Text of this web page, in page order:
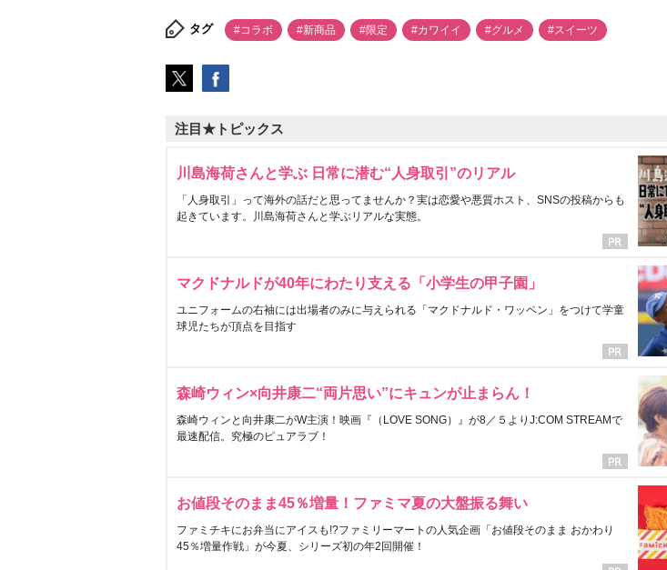
タグ #コラボ #新商品 #限定 #カワイイ #グルメ #スイーツ
注目★トピックス
川島海荷さんと学ぶ 日常に潜む“人身取引”のリアル
「人身取引」って海外の話だと思ってませんか？実は恋愛や悪質ホスト、SNSの投稿からも
起きています。川島海荷さんと学ぶリアルな実態。
マクドナルドが40年にわたり支える「小学生の甲子園」
ユニフォームの右袖には出場者のみに与えられる「マクドナルド・ワッペン」をつけて学童
球児たちが頂点を目指す
森崎ウィン×向井康二“両片思い”にキュンが止まらん！
森崎ウィンと向井康二がW主演！映画『（LOVE SONG）』が8／５よりJ:COM STREAMで
最速配信。究極のピュアラブ！
お値段そのまま45％増量！ファミマ夏の大盤振る舞い
ファミチキにお弁当にアイスも!?ファミリーマートの人気企画「お値段そのまま おかわり
45％増量作戦」が今夏、シリーズ初の年2回開催！